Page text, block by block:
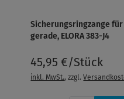
Sicherungsringzange
gerade, ELORA 383-J4
45,95 €/Stück
inkl. MwSt., zzgl.